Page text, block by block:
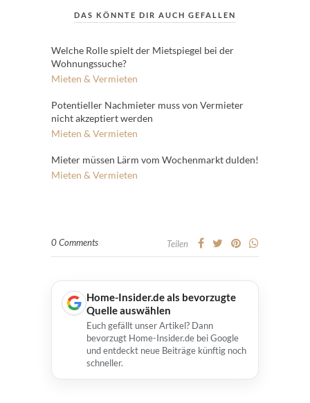
DAS KÖNNTE DIR AUCH GEFALLEN
Welche Rolle spielt der Mietspiegel bei der
Wohnungssuche?
Mieten & Vermieten
Potentieller Nachmieter muss von Vermieter
nicht akzeptiert werden
Mieten & Vermieten
Mieter müssen Lärm vom Wochenmarkt dulden!
Mieten & Vermieten
0 Comments Teilen
Home-Insider.de als bevorzugte
Quelle auswählen
Euch gefällt unser Artikel? Dann
bevorzugt Home-Insider.de bei Google
und entdeckt neue Beiträge künftig noch
schneller.